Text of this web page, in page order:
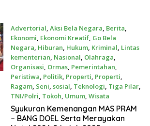
Advertorial, Aksi Bela Negara, Berita,
Ekonomi, Ekonomi Kreatif, Go Bela
Negara, Hiburan, Hukum, Kriminal, Lintas
kementerian, Nasional, Olahraga,
Organisasi, Ormas, Pemerintahan,
Peristiwa, Politik, Properti, Properti,
Ragam, Seni, sosial, Teknologi, Tiga Pilar,
TNI/Polri, Tokoh, Umum, Wisata
Jan 31, 2025
Syukuran Kemenangan MAS PRAM
– BANG DOEL Serta Merayakan